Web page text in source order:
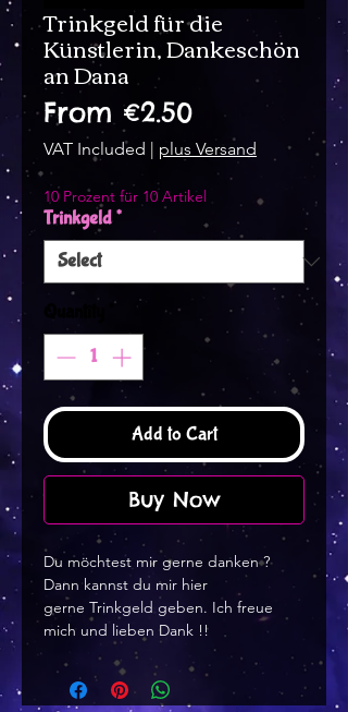
Trinkgeld für die
Künstlerin, Dankeschön
an Dana
From €2.50Sale
Price
VAT Included | plus Versand
10 Prozent für 10 Artikel
Trinkgeld*
Add to Cart
Buy Now
Du möchtest mir gerne danken ?
Dann kannst du mir hier
gerne Trinkgeld geben. Ich freue
mich und lieben Dank !!